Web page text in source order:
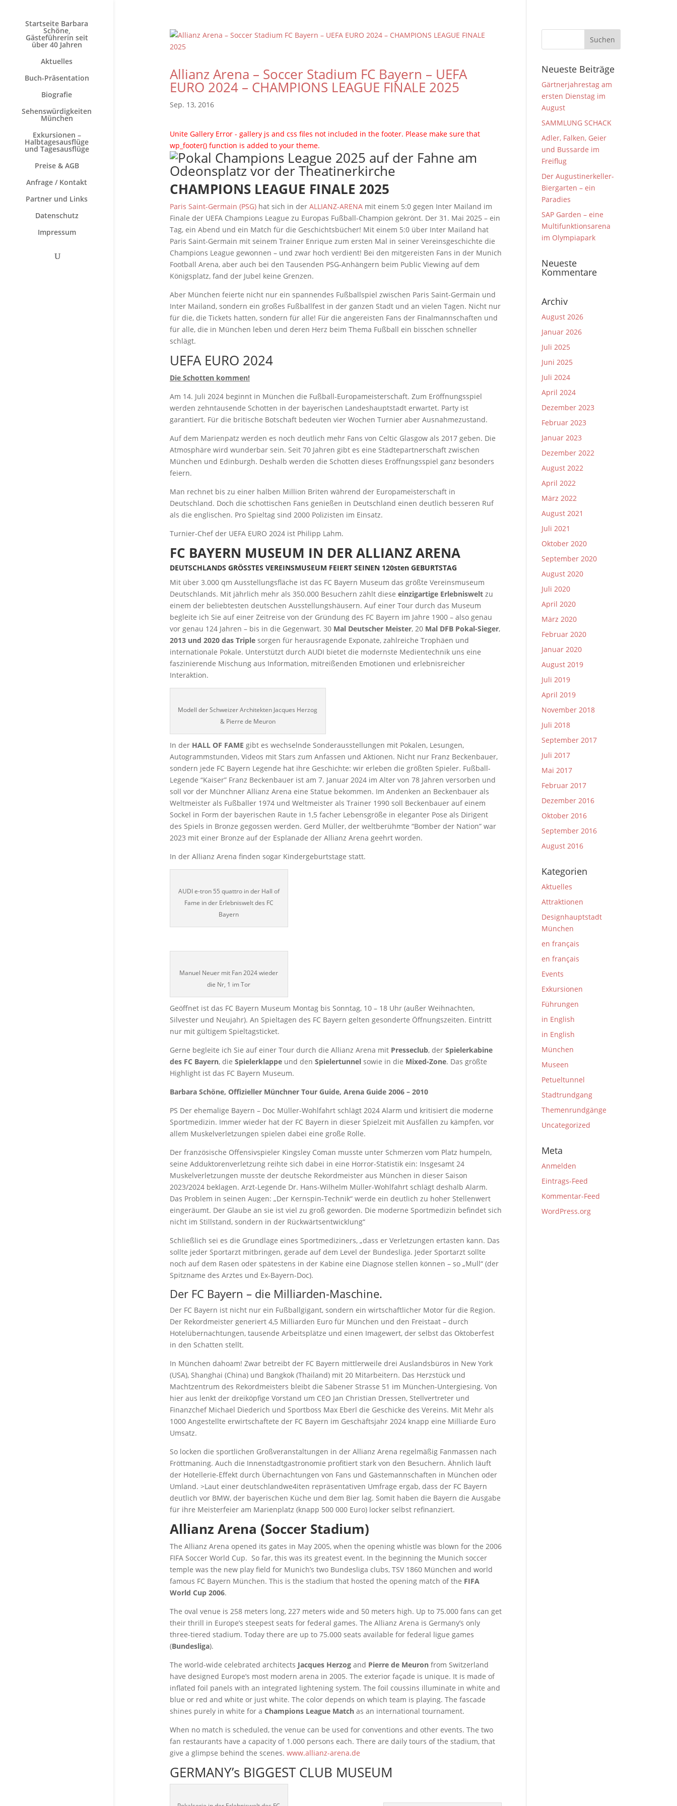
Startseite Barbara
Schöne,
Gästeführerin seit
über 40 Jahren
Aktuelles
Buch-Präsentation
Biografie
Sehenswürdigkeiten
München
Exkursionen –
Halbtagesausflüge
und Tagesausflüge
Preise & AGB
Anfrage / Kontakt
Partner und Links
Datenschutz
Impressum
Allianz Arena – Soccer Stadium FC Bayern – UEFA
EURO 2024 – CHAMPIONS LEAGUE FINALE 2025
Sep. 13, 2016
Unite Gallery Error - gallery js and css files not included in the footer. Please make sure that
wp_footer() function is added to your theme.
CHAMPIONS LEAGUE FINALE 2025
Paris Saint-Germain (PSG)hat sich in derALLIANZ-ARENAmit einem 5:0 gegen Inter Mailand im
Finale der UEFA Champions League zu Europas Fußball-Champion gekrönt. Der 31. Mai 2025 – ein
Tag, ein Abend und ein Match für die Geschichtsbücher! Mit einem 5:0 über Inter Mailand hat
Paris Saint-Germain mit seinem Trainer Enrique zum ersten Mal in seiner Vereinsgeschichte die
Champions League gewonnen – und zwar hoch verdient! Bei den mitgereisten Fans in der Munich
Football Arena, aber auch bei den Tausenden PSG-Anhängern beim Public Viewing auf dem
Königsplatz, fand der Jubel keine Grenzen.
Aber München feierte nicht nur ein spannendes Fußballspiel zwischen Paris Saint-Germain und
Inter Mailand, sondern ein großes Fußballfest in der ganzen Stadt und an vielen Tagen. Nicht nur
für die, die Tickets hatten, sondern für alle! Für die angereisten Fans der Finalmannschaften und
für alle, die in München leben und deren Herz beim Thema Fußball ein bisschen schneller
schlägt.
UEFA EURO 2024
Die Schotten kommen!
Am 14. Juli 2024 beginnt in München die Fußball-Europameisterschaft. Zum Eröffnungsspiel
werden zehntausende Schotten in der bayerischen Landeshauptstadt erwartet. Party ist
garantiert. Für die britische Botschaft bedeuten vier Wochen Turnier aber Ausnahmezustand.
Auf dem Marienpatz werden es noch deutlich mehr Fans von Celtic Glasgow als 2017 geben. Die
Atmosphäre wird wunderbar sein. Seit 70 Jahren gibt es eine Städtepartnerschaft zwischen
München und Edinburgh. Deshalb werden die Schotten dieses Eröffnungsspiel ganz besonders
feiern.
Man rechnet bis zu einer halben Million Briten während der Europameisterschaft in
Deutschland. Doch die schottischen Fans genießen in Deutschland einen deutlich besseren Ruf
als die englischen. Pro Spieltag sind 2000 Polizisten im Einsatz.
Turnier-Chef der UEFA EURO 2024 ist Philipp Lahm.
FC BAYERN MUSEUM IN DER ALLIANZ ARENA
DEUTSCHLANDS GRÖSSTES VEREINSMUSEUM FEIERT SEINEN 120sten GEBURTSTAG
Mit über 3.000 qm Ausstellungsfläche ist das FC Bayern Museum das größte Vereinsmuseum
Deutschlands. Mit jährlich mehr als 350.000 Besuchern zählt diese einzigartige Erlebnisweltzu
einem der beliebtesten deutschen Ausstellungshäusern. Auf einer Tour durch das Museum
begleite ich Sie auf einer Zeitreise von der Gründung des FC Bayern im Jahre 1900 – also genau
vor genau 124 Jahren – bis in die Gegenwart. 30Mal Deutscher Meister, 20Mal DFB Pokal-Sieger,
2013 und 2020 das Triplesorgen für herausragende Exponate, zahlreiche Trophäen und
internationale Pokale. Unterstützt durch AUDI bietet die modernste Medientechnik uns eine
faszinierende Mischung aus Information, mitreißenden Emotionen und erlebnisreicher
Interaktion.
Modell der Schweizer Architekten Jacques Herzog
& Pierre de Meuron
In der HALL OF FAME gibt es wechselnde Sonderausstellungen mit Pokalen, Lesungen,
Autogrammstunden, Videos mit Stars zum Anfassen und Aktionen. Nicht nur Franz Beckenbauer,
sondern jede FC Bayern Legende hat ihre Geschichte: wir erleben die größten Spieler. Fußball-
Legende “Kaiser” Franz Beckenbauer ist am 7. Januar 2024 im Alter von 78 Jahren versorben und
soll vor der Münchner Allianz Arena eine Statue bekommen. Im Andenken an Beckenbauer als
Weltmeister als Fußballer 1974 und Weltmeister als Trainer 1990 soll Beckenbauer auf einem
Sockel in Form der bayerischen Raute in 1,5 facher Lebensgröße in eleganter Pose als Dirigent
des Spiels in Bronze gegossen werden. Gerd Müller, der weltberühmte “Bomber der Nation” war
2023 mit einer Bronze auf der Esplanade der Allianz Arena geehrt worden.
In der Allianz Arena finden sogar Kindergeburtstage statt.
AUDI e-tron 55 quattro in der Hall of
Fame in der Erlebniswelt des FC
Bayern
Manuel Neuer mit Fan 2024 wieder
die Nr, 1 im Tor
Geöffnet ist das FC Bayern Museum Montag bis Sonntag, 10 – 18 Uhr (außer Weihnachten,
Silvester und Neujahr). An Spieltagen des FC Bayern gelten gesonderte Öffnungszeiten. Eintritt
nur mit gültigem Spieltagsticket.
Gerne begleite ich Sie auf einer Tour durch die Allianz Arena mit Presseclub, der Spielerkabine
des FC Bayern, die Spielerklappeund den Spielertunnelsowie in die Mixed-Zone. Das größte
Highlight ist das FC Bayern Museum.
Barbara Schöne, Offizieller Münchner Tour Guide, Arena Guide 2006 – 2010
PS Der ehemalige Bayern – Doc Müller-Wohlfahrt schlägt 2024 Alarm und kritisiert die moderne
Sportmedizin. Immer wieder hat der FC Bayern in dieser Spielzeit mit Ausfällen zu kämpfen, vor
allem Muskelverletzungen spielen dabei eine große Rolle.
Der französische Offensivspieler Kingsley Coman musste unter Schmerzen vom Platz humpeln,
seine Adduktorenverletzung reihte sich dabei in eine Horror-Statistik ein: Insgesamt 24
Muskelverletzungen musste der deutsche Rekordmeister aus München in dieser Saison
2023/2024 beklagen. Arzt-Legende Dr. Hans-Wilhelm Müller-Wohlfahrt schlägt deshalb Alarm.
Das Problem in seinen Augen: „Der Kernspin-Technik“ werde ein deutlich zu hoher Stellenwert
eingeräumt. Der Glaube an sie ist viel zu groß geworden. Die moderne Sportmedizin befindet sich
nicht im Stillstand, sondern in der Rückwärtsentwicklung“
Schließlich sei es die Grundlage eines Sportmediziners, „dass er Verletzungen ertasten kann. Das
sollte jeder Sportarzt mitbringen, gerade auf dem Level der Bundesliga. Jeder Sportarzt sollte
noch auf dem Rasen oder spätestens in der Kabine eine Diagnose stellen können – so „Mull“ (der
Spitzname des Arztes und Ex-Bayern-Doc).
Der FC Bayern – die Milliarden-Maschine.
Der FC Bayern ist nicht nur ein Fußballgigant, sondern ein wirtschaftlicher Motor für die Region.
Der Rekordmeister generiert 4,5 Milliarden Euro für München und den Freistaat – durch
Hotelübernachtungen, tausende Arbeitsplätze und einen Imagewert, der selbst das Oktoberfest
in den Schatten stellt.
In München dahoam! Zwar betreibt der FC Bayern mittlerweile drei Auslandsbüros in New York
(USA), Shanghai (China) und Bangkok (Thailand) mit 20 Mitarbeitern. Das Herzstück und
Machtzentrum des Rekordmeisters bleibt die Säbener Strasse 51 im München-Untergiesing. Von
hier aus lenkt der dreiköpfige Vorstand um CEO Jan Christian Dressen, Stellvertreter und
Finanzchef Michael Diederich und Sportboss Max Eberl die Geschicke des Vereins. Mit Mehr als
1000 Angestellte erwirtschaftete der FC Bayern im Geschäftsjahr 2024 knapp eine Milliarde Euro
Umsatz.
So locken die sportlichen Großveranstaltungen in der Allianz Arena regelmäßig Fanmassen nach
Fröttmaning. Auch die Innenstadtgastronomie profitiert stark von den Besuchern. Ähnlich läuft
der Hotellerie-Effekt durch Übernachtungen von Fans und Gästemannschaften in München oder
Umland. >Laut einer deutschlandwe4iten repräsentativen Umfrage ergab, dass der FC Bayern
deutlich vor BMW, der bayerischen Küche und dem Bier lag. Somit haben die Bayern die Ausgabe
für ihre Meisterfeier am Marienplatz (knapp 500 000 Euro) locker selbst refinanziert.
Allianz Arena (Soccer Stadium)
The Allianz Arena opened its gates in May 2005, when the opening whistle was blown for the 2006
FIFA Soccer World Cup. So far, this was its greatest event. In the beginning the Munich soccer
temple was the new play field for Munich’s two Bundesliga clubs, TSV 1860 München and world
famous FC Bayern München. This is the stadium that hosted the opening match of the FIFA
World Cup 2006.
The oval venue is 258 meters long, 227 meters wide and 50 meters high. Up to 75.000 fans can get
their thrill in Europe’s steepest seats for federal games. The Allianz Arena is Germany’s only
three-tiered stadium. Today there are up to 75.000 seats available for federal ligue games
(Bundesliga).
The world-wide celebrated architects Jacques Herzog and Pierre de Meuronfrom Switzerland
have designed Europe’s most modern arena in 2005. The exterior façade is unique. It is made of
inflated foil panels with an integrated lightening system. The foil coussins illuminate in white and
blue or red and white or just white. The color depends on which team is playing. The fascade
shines purely in white for a Champions League Matchas an international tournament.
When no match is scheduled, the venue can be used for conventions and other events. The two
fan restaurants have a capacity of 1.000 persons each. There are daily tours of the stadium, that
give a glimpse behind the scenes. www.allianz-arena.de
GERMANY’s BIGGEST CLUB MUSEUM
Neueste Beiträge
Gärtnerjahrestag am
ersten Dienstag im
August
SAMMLUNG SCHACK
Adler, Falken, Geier
und Bussarde im
Freiflug
Der Augustinerkeller-
Biergarten – ein
Paradies
SAP Garden – eine
Multifunktionsarena
im Olympiapark
Neueste
Kommentare
Archiv
August 2026
Januar 2026
Juli 2025
Juni 2025
Juli 2024
April 2024
Dezember 2023
Februar 2023
Januar 2023
Dezember 2022
August 2022
April 2022
März 2022
August 2021
Juli 2021
Oktober 2020
September 2020
August 2020
Juli 2020
April 2020
März 2020
Februar 2020
Januar 2020
August 2019
Juli 2019
April 2019
November 2018
Juli 2018
September 2017
Juli 2017
Mai 2017
Februar 2017
Dezember 2016
Oktober 2016
September 2016
August 2016
Kategorien
Aktuelles
Attraktionen
Designhauptstadt
München
en français
en français
Events
Exkursionen
Führungen
in English
in English
München
Museen
Petueltunnel
Stadtrundgang
Themenrundgänge
Uncategorized
Meta
Anmelden
Eintrags-Feed
Kommentar-Feed
WordPress.org